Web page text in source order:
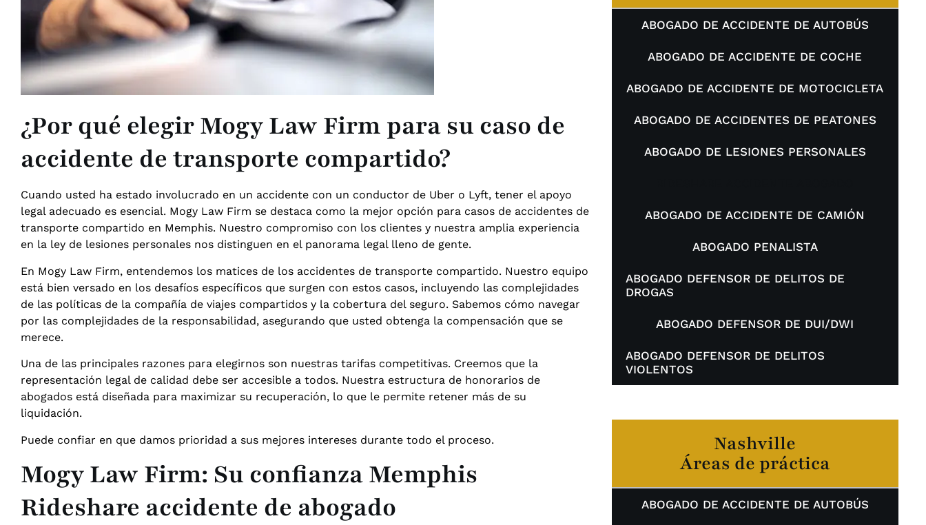
¿Por qué elegir Mogy Law Firm para su caso de
accidente de transporte compartido?
Cuando usted ha estado involucrado en un accidente con un conductor de Uber o Lyft, tener el apoyo
legal adecuado es esencial. Mogy Law Firm se destaca como la mejor opción para casos de accidentes de
transporte compartido en Memphis. Nuestro compromiso con los clientes y nuestra amplia experiencia
en la ley de lesiones personales nos distinguen en el panorama legal lleno de gente.
En Mogy Law Firm, entendemos los matices de los accidentes de transporte compartido. Nuestro equipo
está bien versado en los desafíos específicos que surgen con estos casos, incluyendo las complejidades
de las políticas de la compañía de viajes compartidos y la cobertura del seguro. Sabemos cómo navegar
por las complejidades de la responsabilidad, asegurando que usted obtenga la compensación que se
merece.
Una de las principales razones para elegirnos son nuestras tarifas competitivas. Creemos que la
representación legal de calidad debe ser accesible a todos. Nuestra estructura de honorarios de
abogados está diseñada para maximizar su recuperación, lo que le permite retener más de su
liquidación.
Puede confiar en que damos prioridad a sus mejores intereses durante todo el proceso.
Mogy Law Firm: Su confianza Memphis
Rideshare accidente de abogado
ABOGADO DE ACCIDENTE DE AUTOBÚS
ABOGADO DE ACCIDENTE DE COCHE
ABOGADO DE ACCIDENTE DE MOTOCICLETA
ABOGADO DE ACCIDENTES DE PEATONES
ABOGADO DE LESIONES PERSONALES
ABOGADO DE ACCIDENTE DE CAMIÓN
ABOGADO PENALISTA
ABOGADO DEFENSOR DE DELITOS DE
DROGAS
ABOGADO DEFENSOR DE DUI/DWI
ABOGADO DEFENSOR DE DELITOS
VIOLENTOS
Nashville
Áreas de práctica
ABOGADO DE ACCIDENTE DE AUTOBÚS